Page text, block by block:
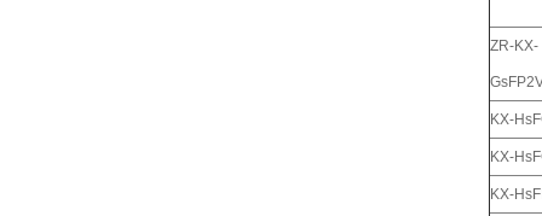
ZR-KX-
KX-
KX-
KX-